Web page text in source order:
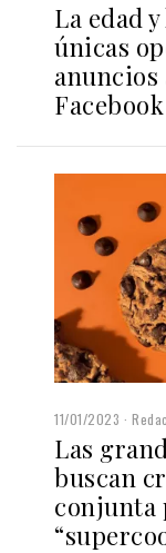
La edad
únicas
anuncios
11/01/2023
Las
buscan
conjunta